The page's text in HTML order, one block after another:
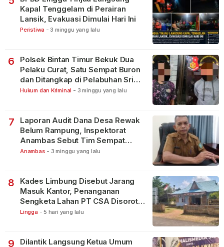
Kapal Tenggelam di Perairan
Lansik, Evakuasi Dimulai Hari Ini
Peristiwa - 3 minggu yang lalu
6
Polsek Bintan Timur Bekuk Dua
Pelaku Curat, Satu Sempat Buron
dan Ditangkap di Pelabuhan Sri
Bintan Pura
Hukum dan Kriminal - 3 minggu yang lalu
7
Laporan Audit Dana Desa Rewak
Belum Rampung, Inspektorat
Anambas Sebut Tim Sempat
Terbagi Tangani Kasus Lain
Anambas - 3 minggu yang lalu
8
Kades Limbung Disebut Jarang
Masuk Kantor, Penanganan
Sengketa Lahan PT CSA Disorot
Warga
Lingga - 5 hari yang lalu
9
Dilantik Langsung Ketua Umum